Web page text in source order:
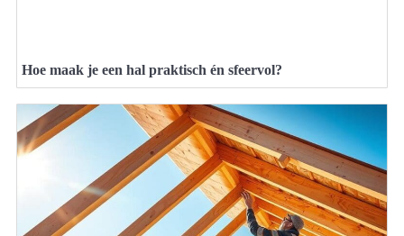
Hoe maak je een hal praktisch én sfeervol?